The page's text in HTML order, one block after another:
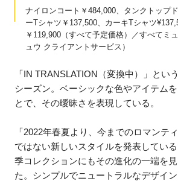
ナイロンコート￥484,000、タンクトップ
ーTシャツ￥137,500、カーキTシャツ
￥119,900（すべて予定価格）／すべてミ
ュウ クライアントサービス）
「IN TRANSLATION（変換中）」とい
シーズン。ベーシックな色やアイテム
とで、その曖昧さを表現している。
「2022年春夏より、今までのロマンテ
ではない新しいスタイルを発表してい
季コレクションにもその進化の一端を
た。シンプルでニュートラルなデザイ